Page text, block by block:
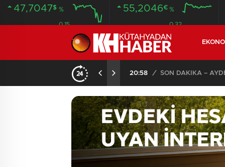
47,7047$ %
0.15
55,2046€ %
0.32
20:58 /